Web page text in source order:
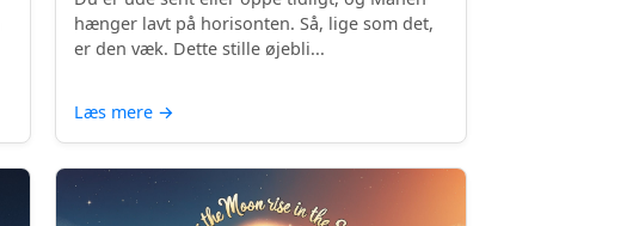
hænger lavt på horisonten. Så, lige som det,
er den væk. Dette stille øjebli...
Læs mere →